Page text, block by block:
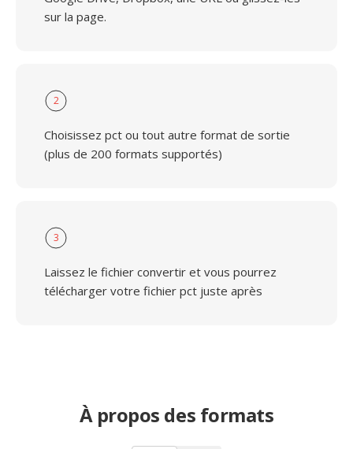
sur la page.
2
Choisissez pct ou tout autre format de sortie
(plus de 200 formats supportés)
3
Laissez le fichier convertir et vous pourrez
télécharger votre fichier pct juste après
À propos des formats